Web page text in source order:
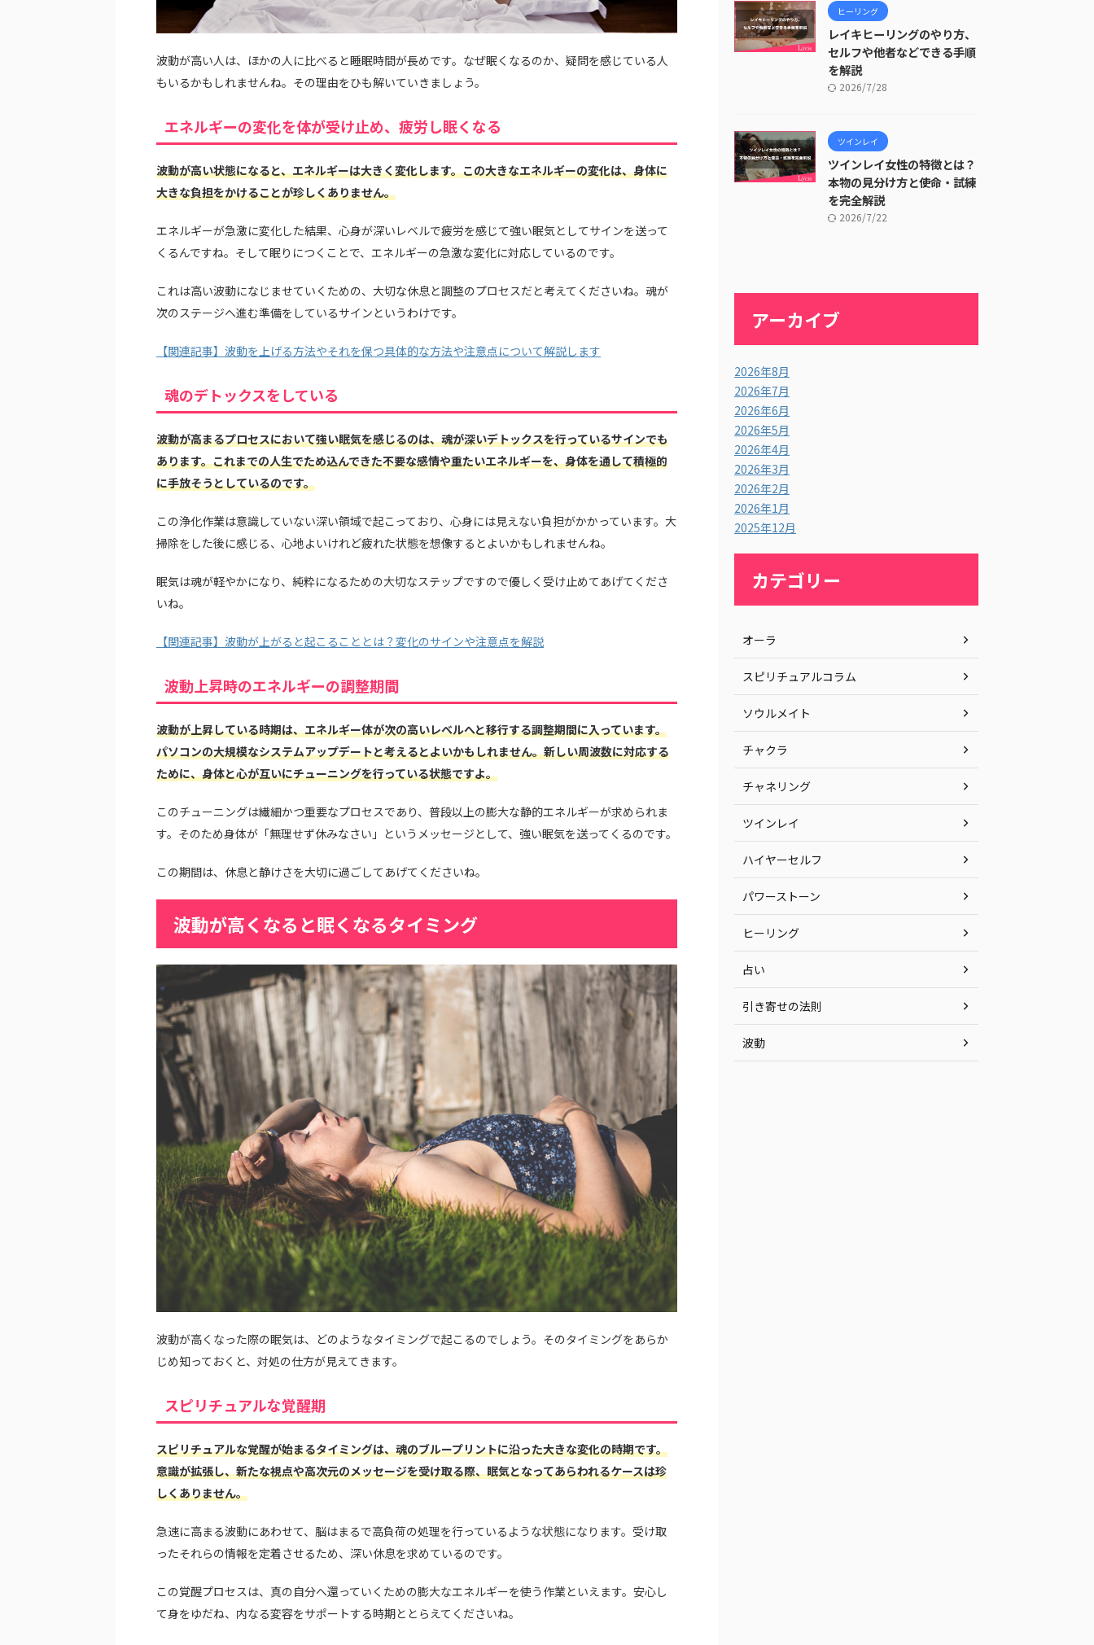
波動が高い人は、ほかの人に比べると睡眠時間が長めです。なぜ眠くなるのか、疑問を感じている人
もいるかもしれませんね。その理由をひも解いていきましょう。
エネルギーの変化を体が受け止め、疲労し眠くなる
波動が高い状態になると、エネルギーは大きく変化します。この大きなエネルギーの変化は、身体に
大きな負担をかけることが珍しくありません。
エネルギーが急激に変化した結果、心身が深いレベルで疲労を感じて強い眠気としてサインを送って
くるんですね。そして眠りにつくことで、エネルギーの急激な変化に対応しているのです。
これは高い波動になじませていくための、大切な休息と調整のプロセスだと考えてくださいね。魂が
次のステージへ進む準備をしているサインというわけです。
【関連記事】波動を上げる方法やそれを保つ具体的な方法や注意点について解説します
魂のデトックスをしている
波動が高まるプロセスにおいて強い眠気を感じるのは、魂が深いデトックスを行っているサインでも
あります。これまでの人生でため込んできた不要な感情や重たいエネルギーを、身体を通して積極的
に手放そうとしているのです。
この浄化作業は意識していない深い領域で起こっており、心身には見えない負担がかかっています。大
掃除をした後に感じる、心地よいけれど疲れた状態を想像するとよいかもしれませんね。
眠気は魂が軽やかになり、純粋になるための大切なステップですので優しく受け止めてあげてくださ
いね。
【関連記事】波動が上がると起こることとは？変化のサインや注意点を解説
波動上昇時のエネルギーの調整期間
波動が上昇している時期は、エネルギー体が次の高いレベルへと移行する調整期間に入っています。
パソコンの大規模なシステムアップデートと考えるとよいかもしれません。新しい周波数に対応する
ために、身体と心が互いにチューニングを行っている状態ですよ。
このチューニングは繊細かつ重要なプロセスであり、普段以上の膨大な静的エネルギーが求められま
す。そのため身体が「無理せず休みなさい」というメッセージとして、強い眠気を送ってくるのです。
この期間は、休息と静けさを大切に過ごしてあげてくださいね。
波動が高くなると眠くなるタイミング
波動が高くなった際の眠気は、どのようなタイミングで起こるのでしょう。そのタイミングをあらか
じめ知っておくと、対処の仕方が見えてきます。
スピリチュアルな覚醒期
スピリチュアルな覚醒が始まるタイミングは、魂のブループリントに沿った大きな変化の時期です。
意識が拡張し、新たな視点や高次元のメッセージを受け取る際、眠気となってあらわれるケースは珍
しくありません。
急速に高まる波動にあわせて、脳はまるで高負荷の処理を行っているような状態になります。受け取
ったそれらの情報を定着させるため、深い休息を求めているのです。
この覚醒プロセスは、真の自分へ還っていくための膨大なエネルギーを使う作業といえます。安心し
て身をゆだね、内なる変容をサポートする時期ととらえてくださいね。
ヒーリング
レイキヒーリングのやり方、
セルフや他者などできる手順
を解説
2026/7/28
ツインレイ
ツインレイ女性の特徴とは？
本物の見分け方と使命・試練
を完全解説
2026/7/22
アーカイブ
2026年8月
2026年7月
2026年6月
2026年5月
2026年4月
2026年3月
2026年2月
2026年1月
2025年12月
カテゴリー
オーラ
スピリチュアルコラム
ソウルメイト
チャクラ
チャネリング
ツインレイ
ハイヤーセルフ
パワーストーン
ヒーリング
占い
引き寄せの法則
波動